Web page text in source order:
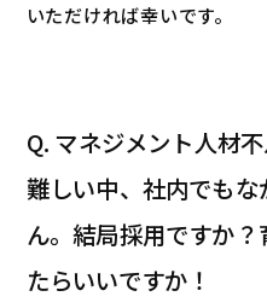
いただければ幸いです。
Q. マネジメント人材
難しい中、社内でも
ん。結局採用ですか
たらいいですか！